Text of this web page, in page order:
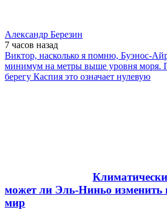
Александр Березин
7 часов назад
Виктор, насколько я помню, Буэнос-
минимум на метры выше уровня моря.
берегу Каспия это означает нулевую
может ли Эль-Ниньо
мир